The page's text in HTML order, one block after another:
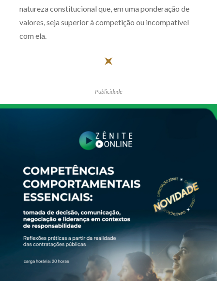
natureza constitucional que, em uma ponderação de
valores, seja superior à competição ou incompatível
com ela.
Publicidade